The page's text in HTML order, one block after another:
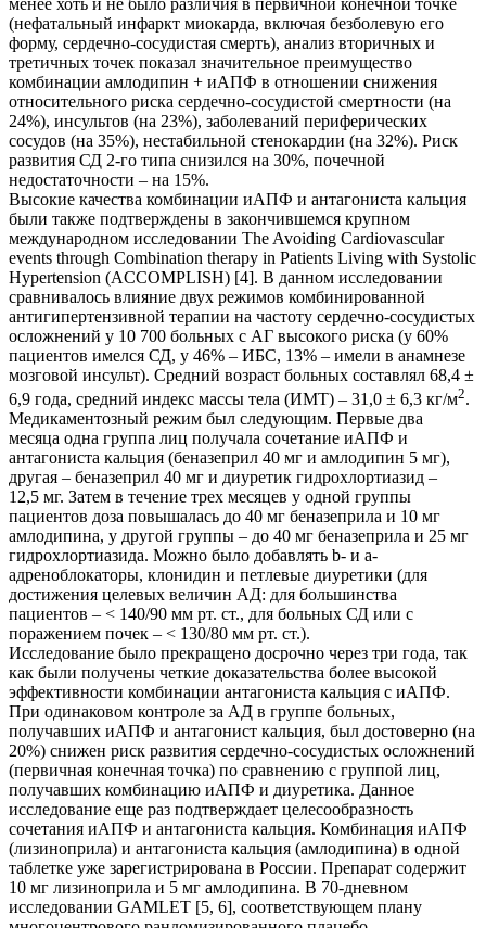
(нефатальный инфаркт миокарда, включая безболевую его
форму, сердечно-сосудистая смерть), анализ вторичных и
третичных точек показал значительное преимущество
комбинации амлодипин + иАПФ в отношении снижения
относительного риска сердечно-сосудистой смертности (на
24%), инсультов (на 23%), заболеваний периферических
сосудов (на 35%), нестабильной стенокардии (на 32%). Риск
развития СД 2-го типа снизился на 30%, почечной
недостаточности – на 15%.
Высокие качества комбинации иАПФ и антагониста кальция
были также подтверждены в закончившемся крупном
международном исследовании The Avoiding Cardiovascular
events through Combination therapy in Patients Living with Systolic
Hypertension (ACCOMPLISH) [4]. В данном исследовании
сравнивалось влияние двух режимов комбинированной
антигипертензивной терапии на частоту сердечно-­сосудистых
осложнений у 10 700 больных с АГ высокого риска (у 60%
пациентов имелся СД, у 46% – ИБС, 13% – имели в анамнезе
мозговой инсульт). Средний возраст больных составлял 68,4 ±
6,9 года, средний индекс массы тела (ИМТ) – 31,0 ± 6,3 кг/м2.
Медикаментозный режим был следующим. Первые два
месяца одна группа лиц получала сочетание иАПФ и
антагониста кальция (беназеприл 40 мг и амлодипин 5 мг),
другая – беназеприл 40 мг и диуретик гидрохлортиазид –
12,5 мг. Затем в течение трех месяцев у одной группы
пациентов доза повышалась до 40 мг беназеприла и 10 мг
амлодипина, у другой группы – до 40 мг беназеприла и 25 мг
­гидрохлортиазида. Можно было добавлять b- и a-
адреноблокаторы, клонидин и петлевые диуретики (для
достижения целевых величин АД: для большинства
пациентов – < 140/90 мм рт. ст., для больных СД или с
поражением почек – < 130/80 мм рт. ст.).
Исследование было прекращено досрочно через три года, так
как были получены четкие доказательства более высокой
эффективности комбинации антагониста кальция с иАПФ.
При одинаковом контроле за АД в группе больных,
получавших иАПФ и антагонист кальция, был достоверно (на
20%) снижен риск развития сердечно-сосудистых осложнений
(первичная конечная точка) по сравнению с группой лиц,
получавших комбинацию иАПФ и диуретика. Данное
исследование еще раз подтверждает целесообразность
сочетания иАПФ и антагониста кальция. Комбинация иАПФ
(лизиноприла) и антагониста кальция (амлодипина) в одной
таблетке уже зарегистрирована в России. Препарат содержит
10 мг лизиноприла и 5 мг амлодипина. В 70-дневном
исследовании GAMLET [5, 6], соответствующем плану